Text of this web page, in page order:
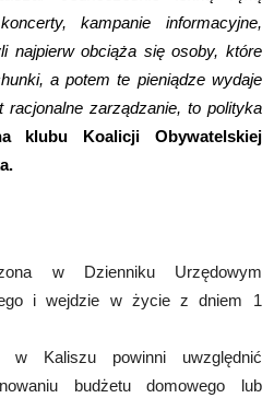
kampanie informacyjne,
najpierw obciąża się osoby, które
a potem te pieniądze wydaje
zarządzanie, to polityka
klubu Koalicji Obywatelskiej
w Dzienniku Urzędowym
i wejdzie w życie z dniem 1
w Kaliszu powinni uwzględnić
budżetu domowego lub